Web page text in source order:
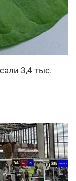
3,4 тыс.